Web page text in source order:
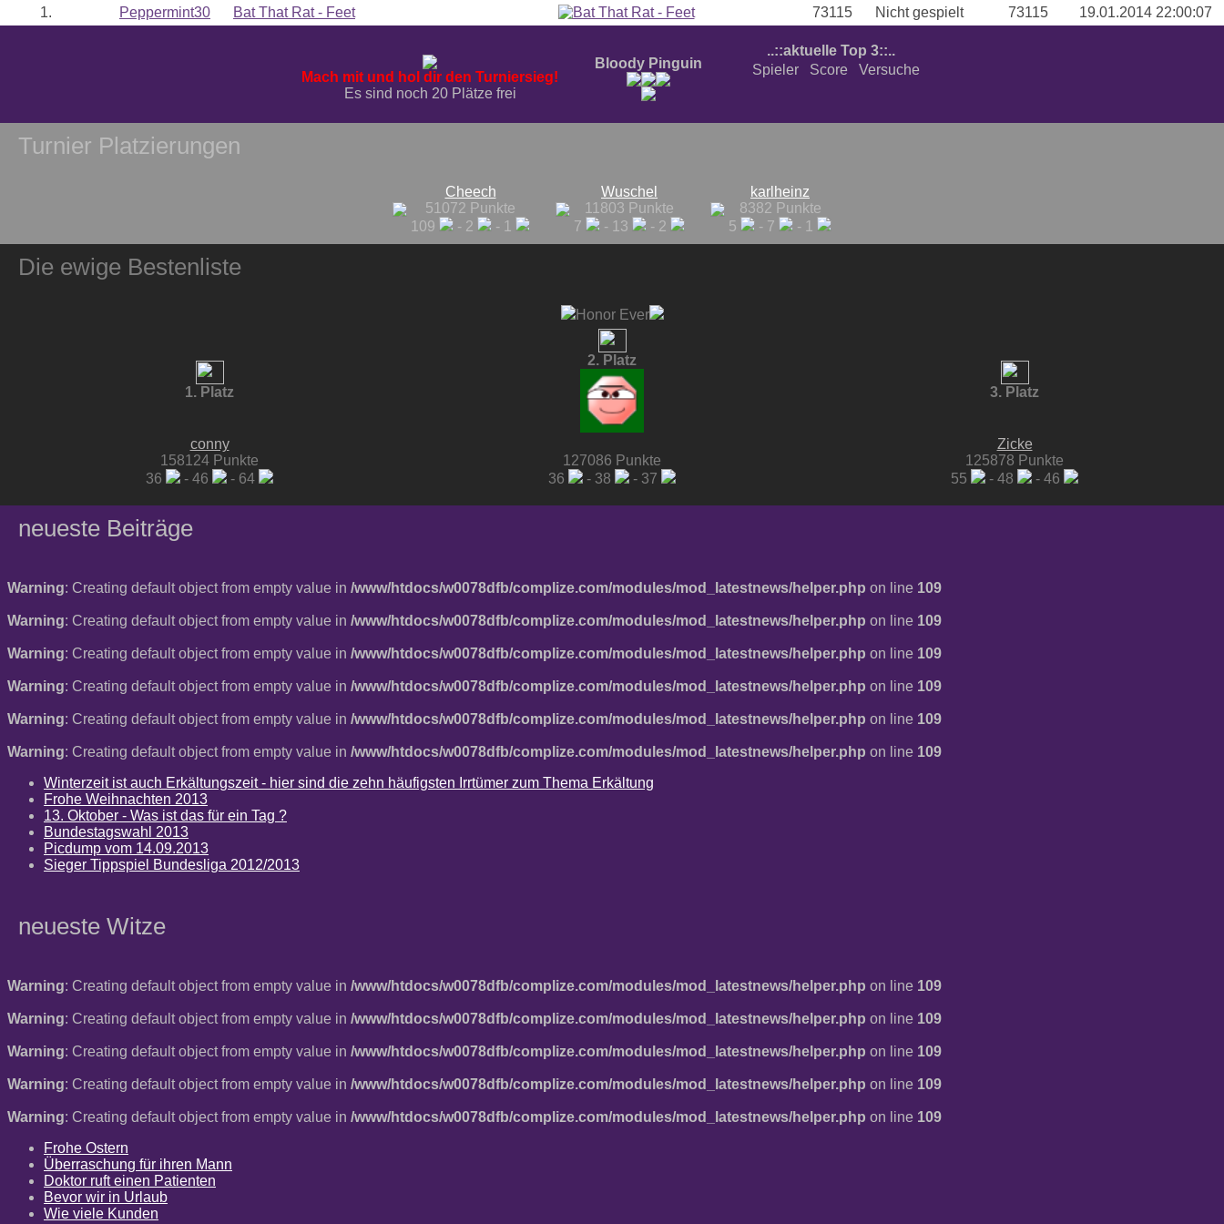
1. Peppermint30 Bat That Rat - Feet 73115 Nicht gespielt 73115 19.01.2014 22:00:07
Mach mit und hol dir den Turniersieg!
Es sind noch 20 Plätze frei
Bloody Pinguin
..::aktuelle Top 3::..
Spieler
Score Versuche
Turnier Platzierungen
Cheech
51072 Punkte
109
- 2 - 1
Wuschel
11803 Punkte
7
- 13 - 2
karlheinz
8382 Punkte
5
- 7 - 1
Die ewige Bestenliste
Honor Ever
1. Platz
2. Platz
3. Platz
conny
158124 Punkte
36
- 46 - 64
127086 Punkte
36
- 38 - 37
Zicke
125878 Punkte
55
- 48 - 46
neueste Beiträge
Warning: Creating default object from empty value in /www/htdocs/w0078dfb/complize.com/modules/mod_latestnews/helper.php on line 109
Warning: Creating default object from empty value in /www/htdocs/w0078dfb/complize.com/modules/mod_latestnews/helper.php on line 109
Warning: Creating default object from empty value in /www/htdocs/w0078dfb/complize.com/modules/mod_latestnews/helper.php on line 109
Warning: Creating default object from empty value in /www/htdocs/w0078dfb/complize.com/modules/mod_latestnews/helper.php on line 109
Warning: Creating default object from empty value in /www/htdocs/w0078dfb/complize.com/modules/mod_latestnews/helper.php on line 109
Warning: Creating default object from empty value in /www/htdocs/w0078dfb/complize.com/modules/mod_latestnews/helper.php on line 109
Winterzeit ist auch Erkältungszeit - hier sind die zehn häufigsten Irrtümer zum Thema Erkältung
Frohe Weihnachten 2013
13. Oktober - Was ist das für ein Tag ?
Bundestagswahl 2013
Picdump vom 14.09.2013
Sieger Tippspiel Bundesliga 2012/2013
neueste Witze
Warning: Creating default object from empty value in /www/htdocs/w0078dfb/complize.com/modules/mod_latestnews/helper.php on line 109
Warning: Creating default object from empty value in /www/htdocs/w0078dfb/complize.com/modules/mod_latestnews/helper.php on line 109
Warning: Creating default object from empty value in /www/htdocs/w0078dfb/complize.com/modules/mod_latestnews/helper.php on line 109
Warning: Creating default object from empty value in /www/htdocs/w0078dfb/complize.com/modules/mod_latestnews/helper.php on line 109
Warning: Creating default object from empty value in /www/htdocs/w0078dfb/complize.com/modules/mod_latestnews/helper.php on line 109
Frohe Ostern
Überraschung für ihren Mann
Doktor ruft einen Patienten
Bevor wir in Urlaub
Wie viele Kunden